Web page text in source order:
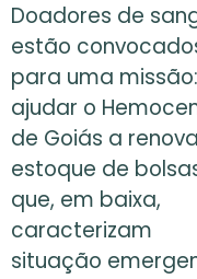
Doadores de
estão
para uma missão:
ajudar o
de Goiás a
estoque de
que, em baixa,
caracterizam
situação